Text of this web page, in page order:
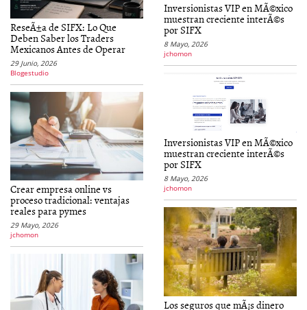
ReseÃ±a de SIFX: Lo Que
Deben Saber los Traders
Mexicanos Antes de Operar
29 Junio, 2026
Blogestudio
Crear empresa online vs
proceso tradicional: ventajas
reales para pymes
29 Mayo, 2026
jchomon
Inversionistas VIP en MÃ©xico
muestran creciente interÃ©s
por SIFX
8 Mayo, 2026
jchomon
Inversionistas VIP en MÃ©xico
muestran creciente interÃ©s
por SIFX
8 Mayo, 2026
jchomon
Los seguros que mÃ¡s dinero